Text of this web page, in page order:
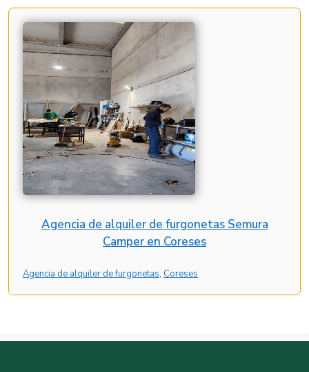
Agencia de alquiler de furgonetas Semura
Camper en Coreses
Agencia de alquiler de furgonetas, Coreses